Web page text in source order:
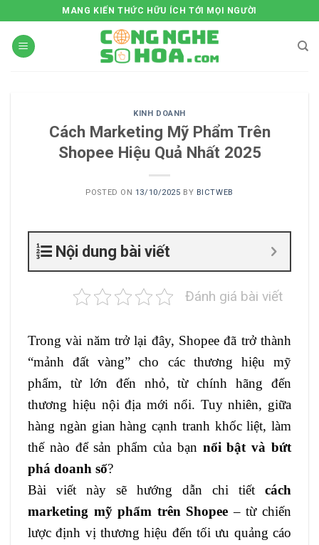
to
content
MANG KIẾN THỨC HỮU ÍCH TỚI MỌI NGƯỜI
KINH DOANH
Cách Marketing Mỹ Phẩm Trên
Shopee Hiệu Quả Nhất 2025
POSTED ON 13/10/2025 BY BICTWEB
Nội dung bài viết
Đánh giá bài viết
Trong vài năm trở lại đây, Shopee đã trở thành
“mảnh đất vàng” cho các thương hiệu mỹ
phẩm, từ lớn đến nhỏ, từ chính hãng đến
thương hiệu nội địa mới nổi. Tuy nhiên, giữa
hàng ngàn gian hàng cạnh tranh khốc liệt, làm
thế nào để sản phẩm của bạn nổi bật và bứt
phá doanh số?
Bài viết này sẽ hướng dẫn chi tiết cách
marketing mỹ phẩm trên Shopee – từ chiến
lược định vị thương hiệu đến tối ưu quảng cáo